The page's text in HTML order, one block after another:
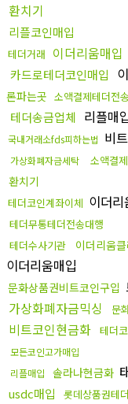
환치기
리플코인매입
테더거래 이더리움매입
카드로테더코인매입
론파는곳 소액결제테더전송
테더송금업체 리플매
국내거래소fds피하는법 비
가상화폐자금세탁 소액결
환치기
테더코인계좌이체 이더리
테더무통테더전송대행
테더수사기관
이더리움
이더리움매입
문화상품권비트코인구입
가상화폐자금믹싱 문
비트코인현금화 테더
모든코인고가매입
리플매입
솔라나현금화
usdc매입 롯데상품권테